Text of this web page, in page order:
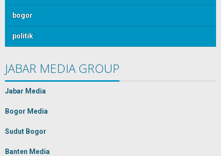
bogor
politik
JABAR MEDIA GROUP
Jabar Media
Bogor Media
Sudut Bogor
Banten Media